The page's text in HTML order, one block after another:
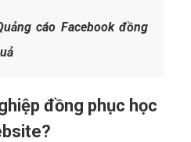
cáo Facebook đồng
đồng phục học